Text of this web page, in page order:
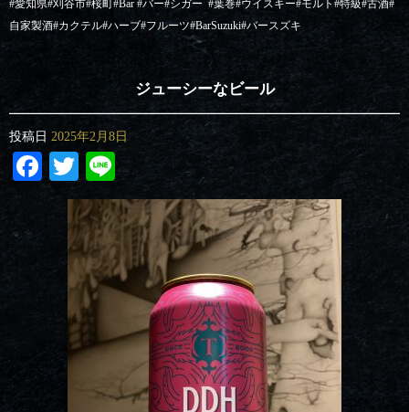
#愛知県#刈谷市#桜町#Bar #バー#シガー #葉巻#ウイスキー#モルト#特級#古酒#
自家製酒#カクテル#ハーブ#フルーツ#BarSuzuki#バースズキ
ジューシーなビール
投稿日 2025年2月8日
Facebook
Twitter
Line